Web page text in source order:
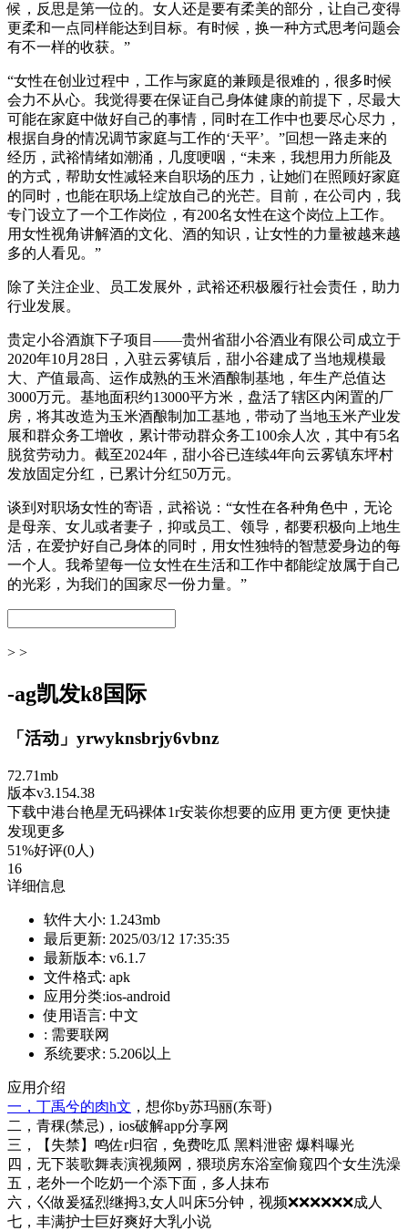
候，反思是第一位的。女人还是要有柔美的部分，让自己变得
更柔和一点同样能达到目标。有时候，换一种方式思考问题会
有不一样的收获。”
“女性在创业过程中，工作与家庭的兼顾是很难的，很多时候
会力不从心。我觉得要在保证自己身体健康的前提下，尽最大
可能在家庭中做好自己的事情，同时在工作中也要尽心尽力，
根据自身的情况调节家庭与工作的‘天平’。”回想一路走来的
经历，武裕情绪如潮涌，几度哽咽，“未来，我想用力所能及
的方式，帮助女性减轻来自职场的压力，让她们在照顾好家庭
的同时，也能在职场上绽放自己的光芒。目前，在公司内，我
专门设立了一个工作岗位，有200名女性在这个岗位上工作。
用女性视角讲解酒的文化、酒的知识，让女性的力量被越来越
多的人看见。”
除了关注企业、员工发展外，武裕还积极履行社会责任，助力
行业发展。
贵定小谷酒旗下子项目——贵州省甜小谷酒业有限公司成立于
2020年10月28日，入驻云雾镇后，甜小谷建成了当地规模最
大、产值最高、运作成熟的玉米酒酿制基地，年生产总值达
3000万元。基地面积约13000平方米，盘活了辖区内闲置的厂
房，将其改造为玉米酒酿制加工基地，带动了当地玉米产业发
展和群众务工增收，累计带动群众务工100余人次，其中有5名
脱贫劳动力。截至2024年，甜小谷已连续4年向云雾镇东坪村
发放固定分红，已累计分红50万元。
谈到对职场女性的寄语，武裕说：“女性在各种角色中，无论
是母亲、女儿或者妻子，抑或员工、领导，都要积极向上地生
活，在爱护好自己身体的同时，用女性独特的智慧爱身边的每
一个人。我希望每一位女性在生活和工作中都能绽放属于自己
的光彩，为我们的国家尽一份力量。”
> >
-ag凯发k8国际
「活动」yrwyknsbrjy6vbnz
72.71mb
版本v3.154.38
下载中港台艳星无码裸体1r安装你想要的应用 更方便 更快捷
发现更多
51%好评(0人)
16
详细信息
软件大小: 1.243mb
最后更新: 2025/03/12 17:35:35
最新版本: v6.1.7
文件格式: apk
应用分类:ios-android
使用语言: 中文
: 需要联网
系统要求: 5.206以上
应用介绍
一，丁禹兮的肉h文 ，想你by苏玛丽(东哥)
二，青稞(禁忌)，ios破解app分享网
三，【失禁】鸣佐r归宿，免费吃瓜 黑料泄密 爆料曝光
四，无下装歌舞表演视频网，猥琐房东浴室偷窥四个女生洗澡
五，老外一个吃奶一个添下面，多人抹布
六，巜做爰猛烈继拇3,女人叫床5分钟，视频❌❌❌❌❌❌成人
七，丰满护士巨好爽好大乳小说